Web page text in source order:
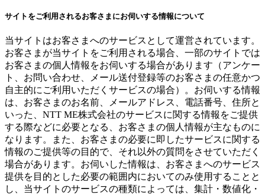
サイトをご利用されるお客さまにお伺いする情報について
当サイトはお客さまへのサービスとして運営されています。
お客さまが当サイトをご利用される場合、一部のサイトでは
お客さまの個人情報をお伺いする場合があります（アンケー
ト、お問い合わせ、メール送付登録等のお客さまの任意かつ
自主的にご利用いただくサービスの場合）。お伺いする情報
は、お客さまのお名前、メールアドレス、電話番号、住所と
いった、NTT ME株式会社のサービスに関する情報をご提供
する際などに必要となる、お客さまの個人情報が主なものに
なります。また、お客さまの必要に即したサービスに関する
情報のご提供等の目的で、それ以外の質問をさせていただく
場合があります。お伺いした情報は、お客さまへのサービス
提供を目的とした必要の範囲内においてのみ使用することと
し、当サイトのサービスの種類によっては、集計・数値化・